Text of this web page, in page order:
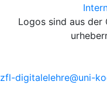
Logos sind aus der
zfl-digitalelehre@uni-